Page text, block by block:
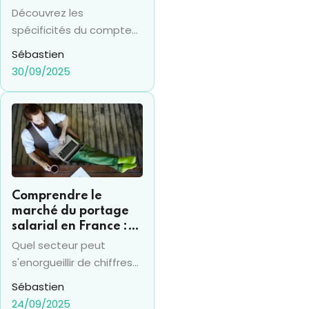
investissements
financiers
Découvrez les
spécificités du compte
titres en 2025 et sa
différence avec le PEA,
Sébastien
30/09/2025
Comprendre le
marché du portage
salarial en France :
chiffres clés et
évolutions récentes
Quel secteur peut
s'enorgueillir de chiffres
de croissance de 20%
plusieurs années de suite
Sébastien
24/09/2025